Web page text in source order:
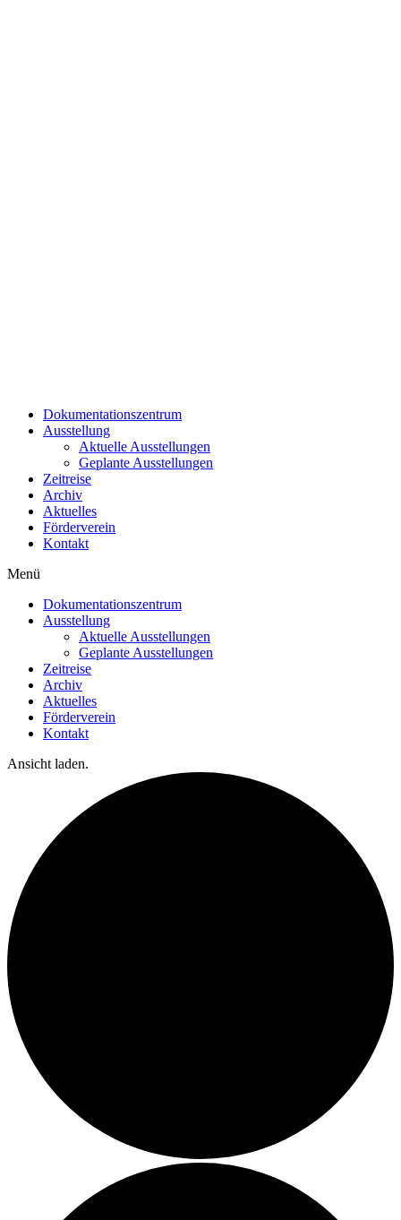
Dokumentationszentrum
Ausstellung
Aktuelle Ausstellungen
Geplante Ausstellungen
Zeitreise
Archiv
Aktuelles
Förderverein
Kontakt
Menü
Dokumentationszentrum
Ausstellung
Aktuelle Ausstellungen
Geplante Ausstellungen
Zeitreise
Archiv
Aktuelles
Förderverein
Kontakt
Ansicht laden.